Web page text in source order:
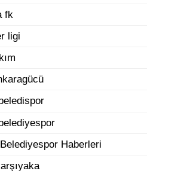
fk
ligi
Haberleri